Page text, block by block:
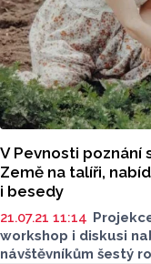
V Pevnosti
Země na talíři,
i besedy
21.07.21 11:14
workshop i diskusi
návštěvníkům šestý